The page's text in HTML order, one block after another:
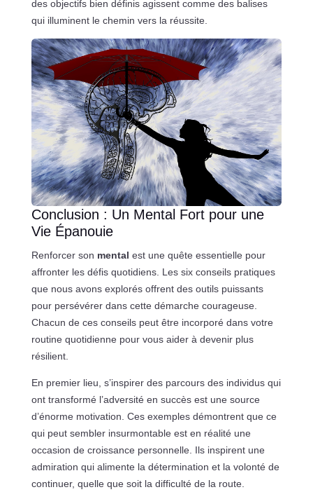
des objectifs bien définis agissent comme des balises
qui illuminent le chemin vers la réussite.
Conclusion : Un Mental Fort pour une
Vie Épanouie
Renforcer son mental est une quête essentielle pour
affronter les défis quotidiens. Les six conseils pratiques
que nous avons explorés offrent des outils puissants
pour persévérer dans cette démarche courageuse.
Chacun de ces conseils peut être incorporé dans votre
routine quotidienne pour vous aider à devenir plus
résilient.
En premier lieu, s’inspirer des parcours des individus qui
ont transformé l’adversité en succès est une source
d’énorme motivation. Ces exemples démontrent que ce
qui peut sembler insurmontable est en réalité une
occasion de croissance personnelle. Ils inspirent une
admiration qui alimente la détermination et la volonté de
continuer, quelle que soit la difficulté de la route.